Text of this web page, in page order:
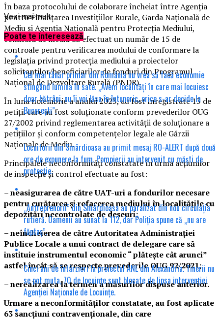
În baza protocolului de colaborare încheiat între Agenția
pentru Finanțarea Investițiilor Rurale, Garda Națională de
Mediu și Agenţia Naţională pentru Protecţia Mediului,
comisarii de mediu au efectuat un număr de 15 de
controale pentru verificarea modului de conformare la
legislația privind protecția mediului a proiectelor
solicitanților/beneficiarilor de fonduri din Programul
Național de Dezvoltare Rurală (PNDR).
În luna noiembrie a anului 2023, au fost înregistrate 13 de
petiții care au fost soluționate conform prevederilor OUG
27/2002 privind reglementarea activităţii de soluţionare a
petiţiilor și conform competențelor legale ale Gărzii
Naționale de Mediu.
Principalele neconformităţi constatate în urma acțiunilor
de inspecţie şi control efectuate au fost:
–neasigurarea de către UAT-uri a fondurilor necesare
pentru curățarea și refacerea mediului în localitățile cu
depozitări necontrolate de deșeuri;
– neîncheierea de către Autoritatea Administrației
Publice Locale a unui contract de delegare care să
instituie instrumentul economic “ plătește cât arunci”
astfel încât să se respecte prevederile OUG 92/2021;
– nerealizarea la termen a măsurilor dispuse anterior.
Urmare a neconformităților constatate, au fost aplicate
63 sancțiuni contravenționale, din care
Vezi mai mult
Poate te interesează
Cel mai tânăr primar din România nu vrea să facă economie
stingând lumina în sate. „Avem localități în care mai locuiesc
doar bătrâni, nu îi voi lăsa în întuneric, orice s-ar decide la
București”.
Locuitorii din Smârdioasa au primit mesaj RO-ALERT după două
ore de expunere la fum. Pompierii au intervenit cu măști de
protecție.
„Antreprenorii” din Smârdioasa au paralizat din nou circulația
rutieră. Oamenii au sunat la 112, dar Poliția spune că „nu are
făptaș”.
Cinci ani de întârzieri la proiectul ANL din Alexandria. Tinerii nu
se pot muta, 70 de locuințe sunt blocate de lipsa intervenției
Agenției Naționale de Locuințe.